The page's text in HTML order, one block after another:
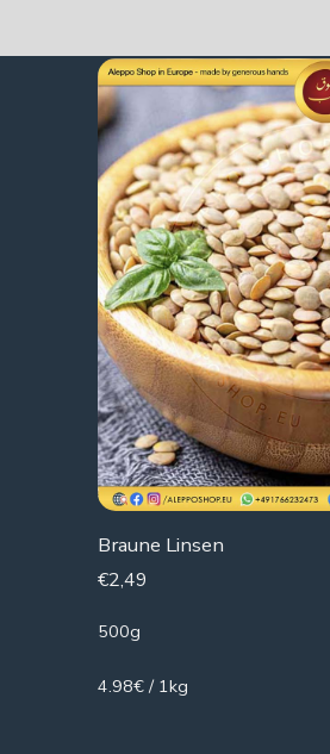
Braune Linsen
€2,49
500g
4.98€ / 1kg